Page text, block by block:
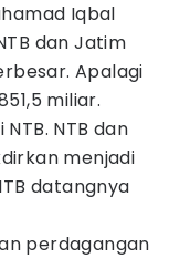
Iqbal
dan Jatim
Apalagi
miliar.
NTB dan
menjadi
datangnya
perdagangan